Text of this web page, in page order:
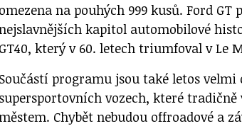
omezena na pouhých 999 kusů. Ford GT
kapitol automobilové
GT40, který v 60. letech triumfoval v Le
Součástí programu jsou také letos velmi
supersportovních vozech, které
Chybět nebudou offroadové a